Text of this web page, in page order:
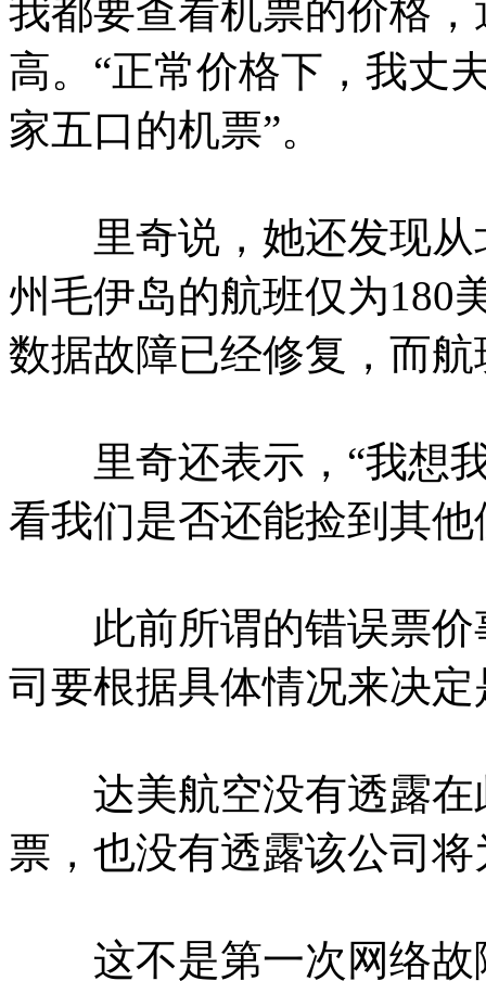
我都要查看机票的价格
高。“正常价格下，我丈
家五口的机票”。
里奇说，她还发现从
州毛伊岛的航班仅为180
数据故障已经修复，而
里奇还表示，“我想我
看我们是否还能捡到其他
此前所谓的错误票价
司要根据具体情况来决
达美航空没有透露在
票，也没有透露该公司
这不是第一次网络故